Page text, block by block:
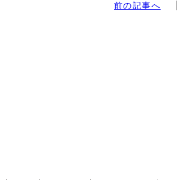
前の記事へ